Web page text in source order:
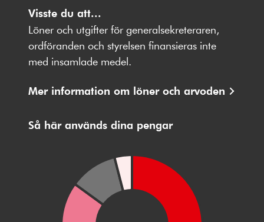
oss
på
Facebbok
oss
på
X
oss
på
Instagram
på
Youtube
på
LinkedIn
Visste du att...
Löner och utgifter för generalsekreteraren,
ordföranden och styrelsen finansieras inte
med insamlade medel.
Mer information om löner och arvoden
Så här används dina pengar